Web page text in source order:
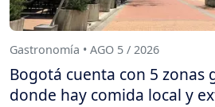
Gastronomía • AGO 5 / 2026
Bogotá cuenta con 5 zonas
donde hay comida local y